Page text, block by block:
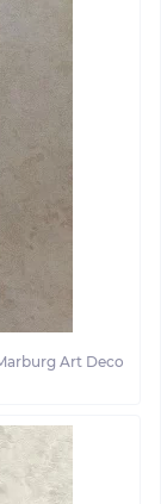
Art Deco